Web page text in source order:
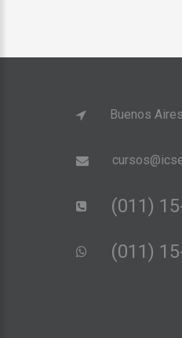
Buenos
(011)
(011)